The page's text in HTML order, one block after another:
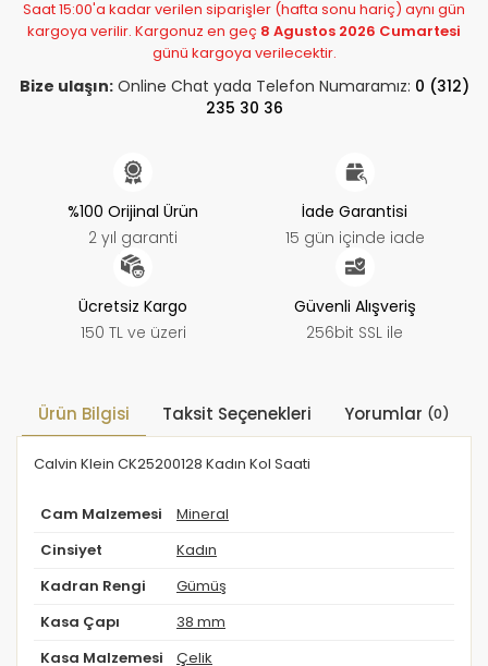
Saat 15:00'a kadar verilen siparişler (hafta sonu hariç) aynı gün
kargoya verilir. Kargonuz en geç 8 Agustos 2026 Cumartesi
günü kargoya verilecektir.
Bize ulaşın:Online Chat yada Telefon Numaramız: 0 (312)
235 30 36
%100 Orijinal Ürün
2 yıl garanti
İade Garantisi
15 gün içinde iade
Ücretsiz Kargo
150 TL ve üzeri
Güvenli Alışveriş
256bit SSL ile
Ürün Bilgisi Taksit Seçenekleri Yorumlar (0)
Calvin Klein CK25200128 Kadın Kol Saati
Cam Malzemesi Mineral
Cinsiyet Kadın
Kadran Rengi Gümüş
Kasa Çapı 38 mm
Kasa Malzemesi Çelik